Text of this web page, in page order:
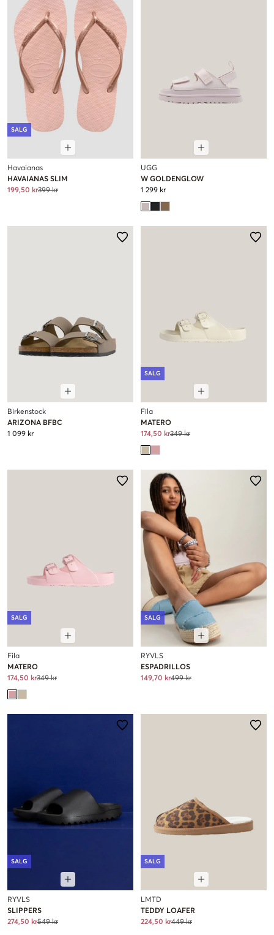
SALG
Havaianas
HAVAIANAS SLIM
199,50 kr399 kr
UGG
W GOLDENGLOW
1 299 kr
Birkenstock
ARIZONA BFBC
1 099 kr
SALG
Fila
MATERO
174,50 kr349 kr
SALG
Fila
MATERO
174,50 kr349 kr
SALG
RYVLS
ESPADRILLOS
149,70 kr499 kr
SALG
RYVLS
SLIPPERS
274,50 kr549 kr
SALG
LMTD
TEDDY LOAFER
224,50 kr449 kr